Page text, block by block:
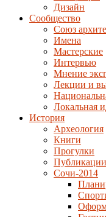
Дизайн
Сообщество
Союз
Имена
Мастерские
Интервью
Мнение
Лекции и
Локальная
История
Археология
Книги
Прогулки
Публикации
Сочи-2014